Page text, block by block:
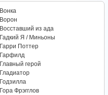
Вонка
Ворон
Восставший из ада
Гадкий Я / Миньоны
Гарри Поттер
Гарфилд
Главный герой
Гладиатор
Годзилла
Гора Фрэгглов